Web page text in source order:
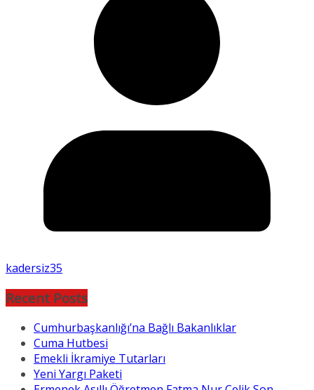
kadersiz35
Recent Posts
Cumhurbaşkanlığı’na Bağlı Bakanlıklar
Cuma Hutbesi
Emekli İkramiye Tutarları
Yeni Yargı Paketi